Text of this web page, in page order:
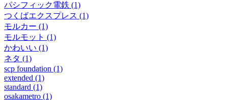
パシフィック電鉄 (1)
つくばエクスプレス (1)
モルカー (1)
モルモット (1)
かわいい (1)
ネタ (1)
scp foundation (1)
extended (1)
standard (1)
osakametro (1)